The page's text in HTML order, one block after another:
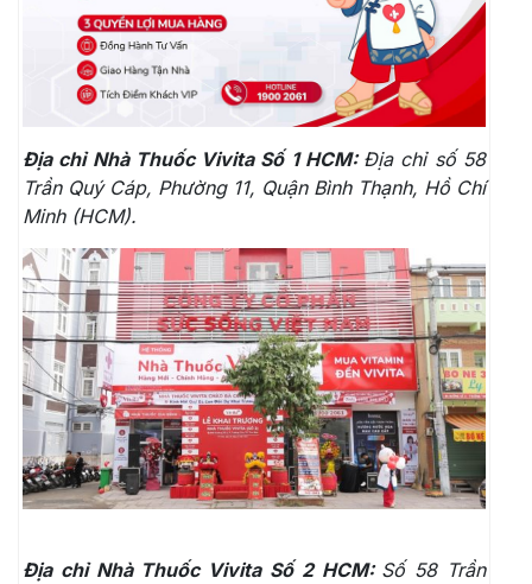
Địa chỉ Nhà Thuốc Vivita Số 1 HCM: Địa chỉ số 58
Trần Quý Cáp, Phường 11, Quận Bình Thạnh, Hồ Chí
Minh (HCM).
Địa chỉ Nhà Thuốc Vivita Số 2 HCM: Số 58 Trần